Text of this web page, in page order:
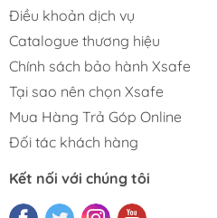
Điều khoản dịch vụ
Catalogue thương hiệu
Chính sách bảo hành Xsafe
Tại sao nên chọn Xsafe
Mua Hàng Trả Góp Online
Đối tác khách hàng
Kết nối với chúng tôi